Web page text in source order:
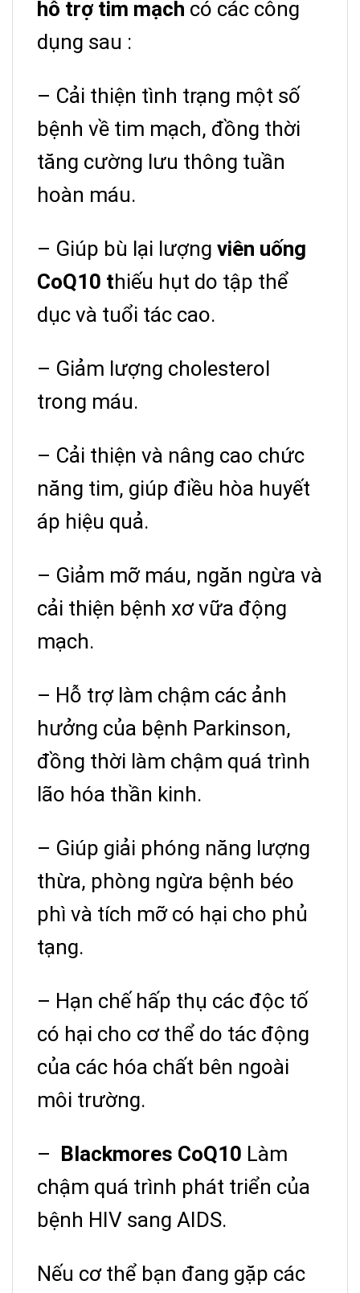
hỗ trợ tim mạch có các công
dụng sau :
– Cải thiện tình trạng một số
bệnh về tim mạch, đồng thời
tăng cường lưu thông tuần
hoàn máu.
– Giúp bù lại lượng viên uống
CoQ10 thiếu hụt do tập thể
dục và tuổi tác cao.
– Giảm lượng cholesterol
trong máu.
– Cải thiện và nâng cao chức
năng tim, giúp điều hòa huyết
áp hiệu quả.
– Giảm mỡ máu, ngăn ngừa và
cải thiện bệnh xơ vữa động
mạch.
– Hỗ trợ làm chậm các ảnh
hưởng của bệnh Parkinson,
đồng thời làm chậm quá trình
lão hóa thần kinh.
– Giúp giải phóng năng lượng
thừa, phòng ngừa bệnh béo
phì và tích mỡ có hại cho phủ
tạng.
– Hạn chế hấp thụ các độc tố
có hại cho cơ thể do tác động
của các hóa chất bên ngoài
môi trường.
– Blackmores CoQ10 Làm
chậm quá trình phát triển của
bệnh HIV sang AIDS.
Nếu cơ thể bạn đang gặp các